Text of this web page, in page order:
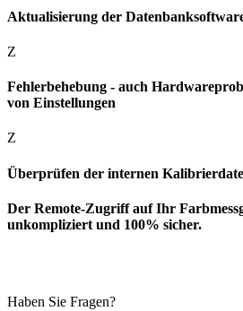
Aktualisierung der
Z
Fehlerbehebung - auch
von Einstellungen
Z
Überprüfen der internen
Der Remote-Zugriff auf Ihr
unkompliziert und 100% sicher.
Haben Sie Fragen?